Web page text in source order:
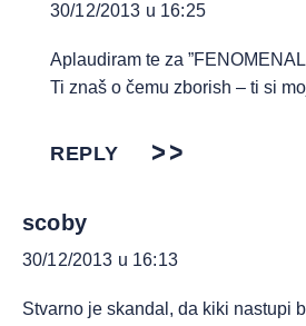
30/12/2013 u 16:25
Aplaudiram te za
Ti znaš o čemu zborish – ti si
REPLY
scoby
30/12/2013 u 16:13
Stvarno je skandal, da kiki nastupi